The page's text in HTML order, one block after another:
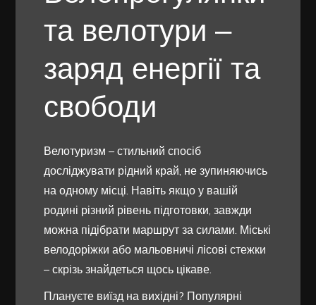
та велотури –
заряд енергії та
свободи
Велотуризм – стильний спосіб
досліджувати рідний край, не зупиняючись
на одному місці. Навіть якщо у вашій
родині різний рівень підготовки, завжди
можна підібрати маршрут за силами. Міські
велодоріжки або мальовничі лісові стежки
– скрізь знайдеться щось цікаве.
Плануєте виїзд на вихідні? Популярні